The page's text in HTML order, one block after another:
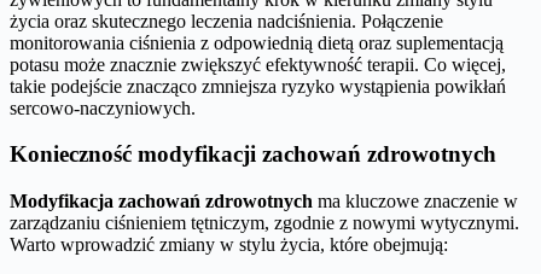
życia oraz skutecznego leczenia nadciśnienia. Połączenie
monitorowania ciśnienia z odpowiednią dietą oraz suplementacją
potasu może znacznie zwiększyć efektywność terapii. Co więcej,
takie podejście znacząco zmniejsza ryzyko wystąpienia powikłań
sercowo-naczyniowych.
Konieczność modyfikacji zachowań zdrowotnych
Modyfikacja zachowań zdrowotnych ma kluczowe znaczenie w
zarządzaniu ciśnieniem tętniczym, zgodnie z nowymi wytycznymi.
Warto wprowadzić zmiany w stylu życia, które obejmują: